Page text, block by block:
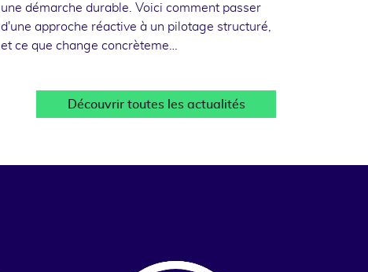
une démarche durable. Voici comment passer
d'une approche réactive à un pilotage structuré,
et ce que change concrèteme…
Découvrir toutes les actualités